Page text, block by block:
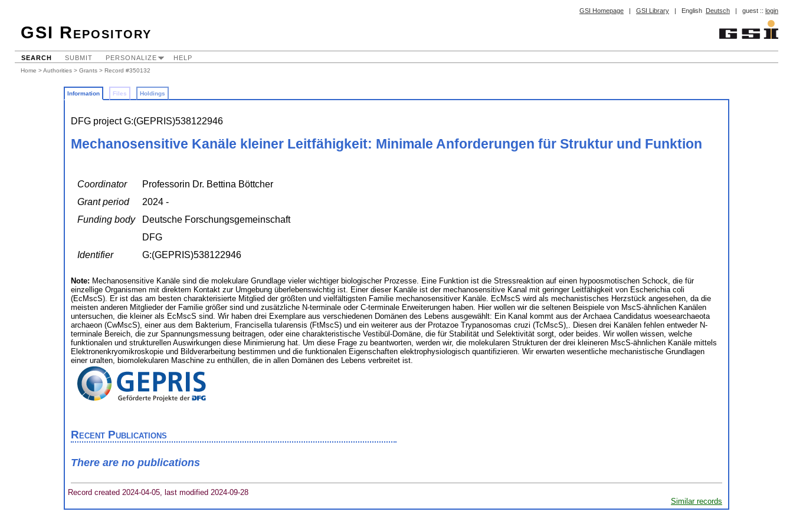
GSI Homepage | GSI Library | English Deutsch | guest :: login
GSI Repository
SEARCH SUBMIT PERSONALIZE HELP
Home >Authorities > Grants > Record #350132
Information Files Holdings
DFG project G:(GEPRIS)538122946
Mechanosensitive Kanäle kleiner Leitfähigkeit: Minimale Anforderungen für Struktur und Funktion
Coordinator
Professorin Dr. Bettina Böttcher
Grant period
2024 -
Funding body
Deutsche Forschungsgemeinschaft
DFG
Identifier
G:(GEPRIS)538122946
Note: Mechanosensitive Kanäle sind die molekulare Grundlage vieler wichtiger biologischer Prozesse. Eine Funktion ist die Stressreaktion auf einen hypoosmotischen Schock, die für
einzellige Organismen mit direktem Kontakt zur Umgebung überlebenswichtig ist. Einer dieser Kanäle ist der mechanosensitive Kanal mit geringer Leitfähigkeit von Escherichia coli
(EcMscS). Er ist das am besten charakterisierte Mitglied der größten und vielfältigsten Familie mechanosensitiver Kanäle. EcMscS wird als mechanistisches Herzstück angesehen, da die
meisten anderen Mitglieder der Familie größer sind und zusätzliche N-terminale oder C-terminale Erweiterungen haben. Hier wollen wir die seltenen Beispiele von MscS-ähnlichen Kanälen
untersuchen, die kleiner als EcMscS sind. Wir haben drei Exemplare aus verschiedenen Domänen des Lebens ausgewählt: Ein Kanal kommt aus der Archaea Candidatus woesearchaeota
archaeon (CwMscS), einer aus dem Bakterium, Francisella tularensis (FtMscS) und ein weiterer aus der Protazoe Trypanosomas cruzi (TcMscS),. Diesen drei Kanälen fehlen entweder N-
terminale Bereich, die zur Spannungsmessung beitragen, oder eine charakteristische Vestibül-Domäne, die für Stabilität und Selektivität sorgt, oder beides. Wir wollen wissen, welche
funktionalen und strukturellen Auswirkungen diese Minimierung hat. Um diese Frage zu beantworten, werden wir, die molekularen Strukturen der drei kleineren MscS-ähnlichen Kanäle mittels
Elektronenkryomikroskopie und Bildverarbeitung bestimmen und die funktionalen Eigenschaften elektrophysiologisch quantifizieren. Wir erwarten wesentliche mechanistische Grundlagen
einer uralten, biomolekularen Maschine zu enthüllen, die in allen Domänen des Lebens verbreitet ist.
Recent Publications
There are no publications
Record created 2024-04-05, last modified 2024-09-28
Similar records